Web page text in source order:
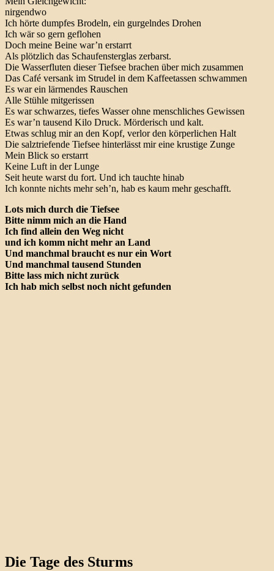
nirgendwo
Ich hörte dumpfes Brodeln, ein gurgelndes Drohen
Ich wär so gern geflohen
Doch meine Beine war’n erstarrt
Als plötzlich das Schaufensterglas zerbarst.
Die Wasserfluten dieser Tiefsee brachen über mich zusammen
Das Café versank im Strudel in dem Kaffeetassen schwammen
Es war ein lärmendes Rauschen
Alle Stühle mitgerissen
Es war schwarzes, tiefes Wasser ohne menschliches Gewissen
Es war’n tausend Kilo Druck. Mörderisch und kalt.
Etwas schlug mir an den Kopf, verlor den körperlichen Halt
Die salztriefende Tiefsee hinterlässt mir eine krustige Zunge
Mein Blick so erstarrt
Keine Luft in der Lunge
Seit heute warst du fort. Und ich tauchte hinab
Ich konnte nichts mehr seh’n, hab es kaum mehr geschafft.
Lots mich durch die Tiefsee
Bitte nimm mich an die Hand
Ich find allein den Weg nicht
und ich komm nicht mehr an Land
Und manchmal braucht es nur ein Wort
Und manchmal tausend Stunden
Bitte lass mich nicht zurück
Ich hab mich selbst noch nicht gefunden
Die Tage des Sturms